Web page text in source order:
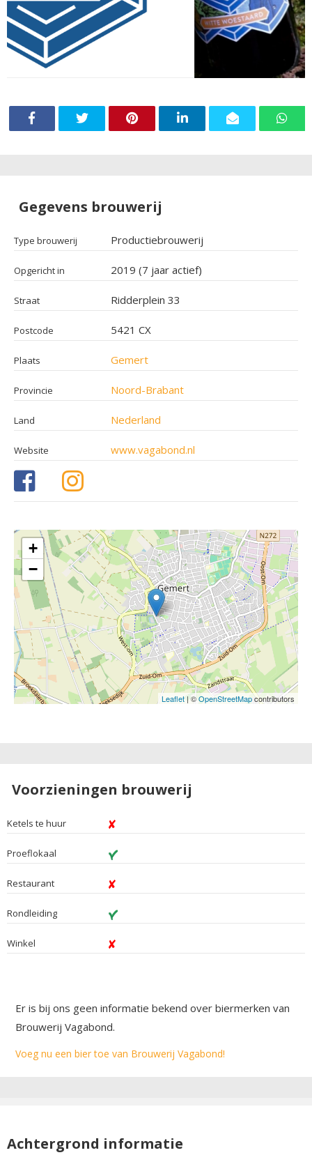
Gegevens brouwerij
Type brouwerij Productiebrouwerij
Opgericht in 2019 (7 jaar actief)
Straat Ridderplein 33
Postcode 5421 CX
Plaats Gemert
Provincie Noord-Brabant
Land Nederland
Website www.vagabond.nl
+
−
Leaflet | ©OpenStreetMapcontributors
Voorzieningen brouwerij
Ketels te huur
Proeflokaal
Restaurant
Rondleiding
Winkel
Er is bij ons geen informatie bekend over biermerken van
Brouwerij Vagabond.
Voeg nu een bier toe van Brouwerij Vagabond!
Achtergrond informatie